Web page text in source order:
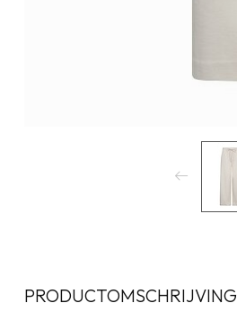
PRODUCTOMSCHRIJVING